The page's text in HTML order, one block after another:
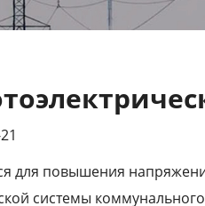
для повышения
системы